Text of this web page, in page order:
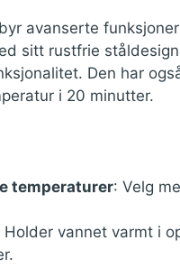
avanserte
sitt rustfrie
Den har
i 20 minutter.
temperaturer: Velg
Holder vannet varmt i